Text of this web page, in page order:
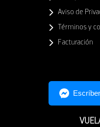
Aviso de
Términos y
Facturación